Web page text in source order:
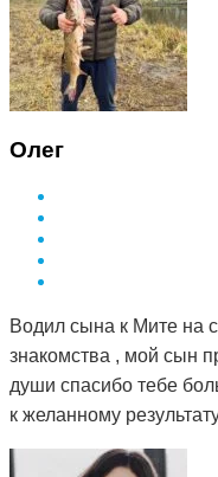
Олег
Водил сына к Мите на
знакомства , мой сын
души спасибо тебе
к желанному